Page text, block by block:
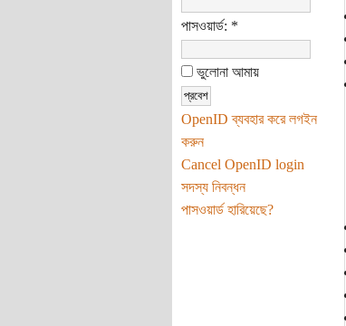
পাসওয়ার্ড: *
ভুলোনা আমায়
OpenID ব্যবহার করে লগইন
করুন
Cancel OpenID login
সদস্য নিবন্ধন
পাসওয়ার্ড হারিয়েছে?